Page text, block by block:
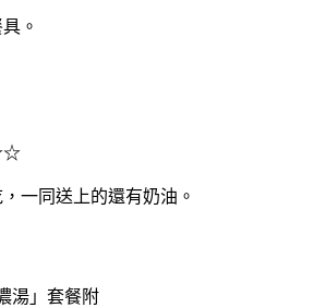
。
一同送上的還有奶油。
湯」套餐附